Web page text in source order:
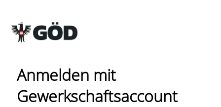
Anmelden mit
Gewerkschaftsaccount